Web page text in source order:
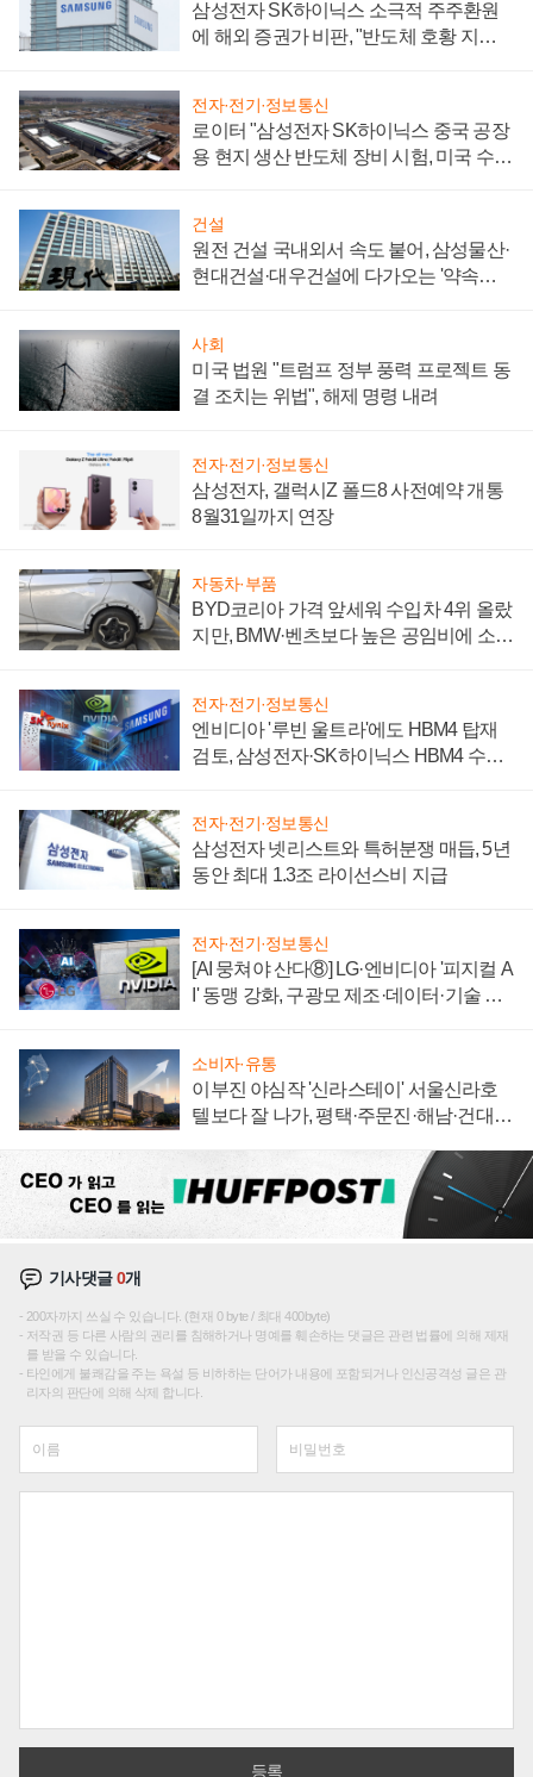
삼성전자 SK하이닉스 소극적 주주환원
에 해외 증권가 비판, "반도체 호황 지속
전자·전기·정보통신
로이터 "삼성전자 SK하이닉스 중국 공장
용 현지 생산 반도체 장비 시험, 미국 수출
건설
원전 건설 국내외서 속도 붙어, 삼성물산·
현대건설·대우건설에 다가오는 '약속의
사회
미국 법원 "트럼프 정부 풍력 프로젝트 동
결 조치는 위법", 해제 명령 내려
전자·전기·정보통신
삼성전자, 갤럭시Z 폴드8 사전예약 개통
8월31일까지 연장
자동차·부품
BYD코리아 가격 앞세워 수입차 4위 올랐
지만, BMW·벤츠보다 높은 공임비에 소비
전자·전기·정보통신
엔비디아 '루빈 울트라'에도 HBM4 탑재
검토, 삼성전자·SK하이닉스 HBM4 수율
전자·전기·정보통신
삼성전자 넷리스트와 특허분쟁 매듭, 5년
동안 최대 1.3조 라이선스비 지급
전자·전기·정보통신
[AI 뭉쳐야 산다⑧] LG·엔비디아 '피지컬 A
I' 동맹 강화, 구광모 제조·데이터·기술 결
소비자·유통
이부진 야심작 '신라스테이' 서울신라호
텔보다 잘 나가, 평택·주문진·해남·건대로
기사댓글0개
200자까지 쓰실 수 있습니다. (현재 0 byte / 최대 400byte)
저작권 등 다른 사람의 권리를 침해하거나 명예를 훼손하는 댓글은 관련 법률에 의해 제재
를 받을 수 있습니다.
타인에게 불쾌감을 주는 욕설 등 비하하는 단어가 내용에 포함되거나 인신공격성 글은 관
리자의 판단에 의해 삭제 합니다.